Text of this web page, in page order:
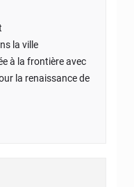
la ville
à la frontière avec
la renaissance de